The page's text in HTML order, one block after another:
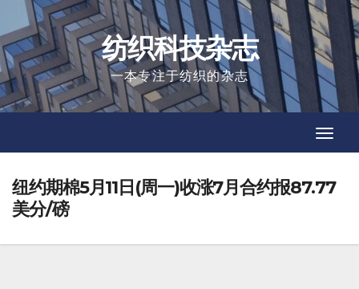
to
content
纺织科技杂志
一本专注于纺织的杂志
纽约期棉5月11日(周一)收涨7月合约报87.77
美分/磅